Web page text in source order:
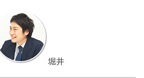
堀井